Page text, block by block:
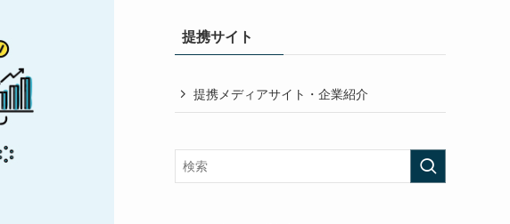
提携サイト
提携メディアサイト・企業紹介